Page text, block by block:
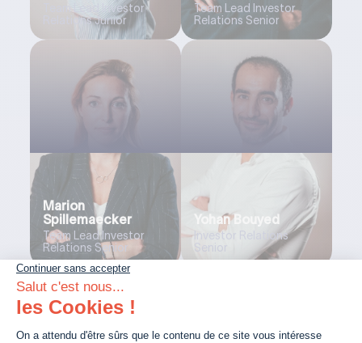
Team Lead Investor
Relations Junior
Team Lead Investor
Relations Senior
Marion
Spillemaecker
Team Lead Investor
Relations Senior
Yohan Bouyed
Investor Relations
Senior